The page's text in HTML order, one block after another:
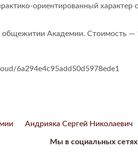
ориентированный характер
Академии. Стоимость —
6a294e4c95add50d5978ede1
Андрияка Сергей Николаевич
Мы в социальных сетях